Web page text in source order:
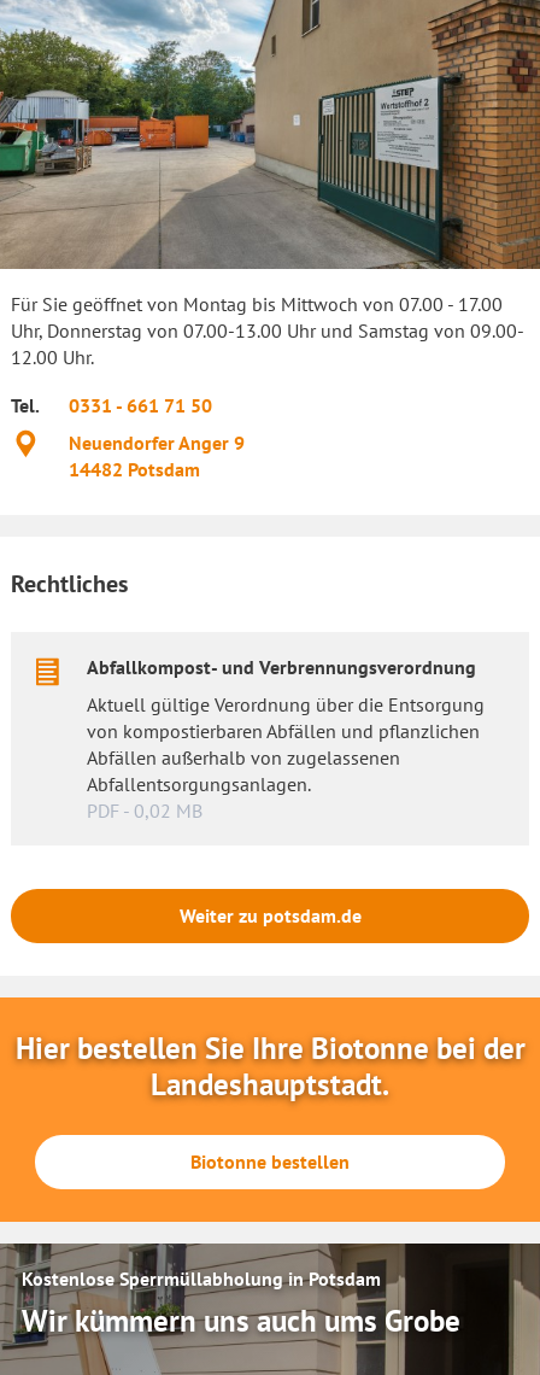
Für Sie geöffnet von Montag bis Mittwoch von 07.00 - 17.00
Uhr, Donnerstag von 07.00-13.00 Uhr und Samstag von 09.00-
12.00 Uhr.
Tel.
0331 - 661 71 50
StandortNeuendorfer Anger 9
14482 Potsdam
Rechtliches
Abfallkompost- und Verbrennungsverordnung
Aktuell gültige Verordnung über die Entsorgung
von kompostierbaren Abfällen und pflanzlichen
Abfällen außerhalb von zugelassenen
Abfallentsorgungsanlagen.
PDF - 0,02 MB
Weiter zu potsdam.de
Hier bestellen Sie Ihre Biotonne bei der
Landeshauptstadt.
Biotonne bestellen
Kostenlose Sperrmüllabholung in Potsdam
Wir kümmern uns auch ums Grobe